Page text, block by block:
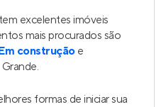
excelentes imóveis
mais procurados são
construçãoe
formas de iniciar sua